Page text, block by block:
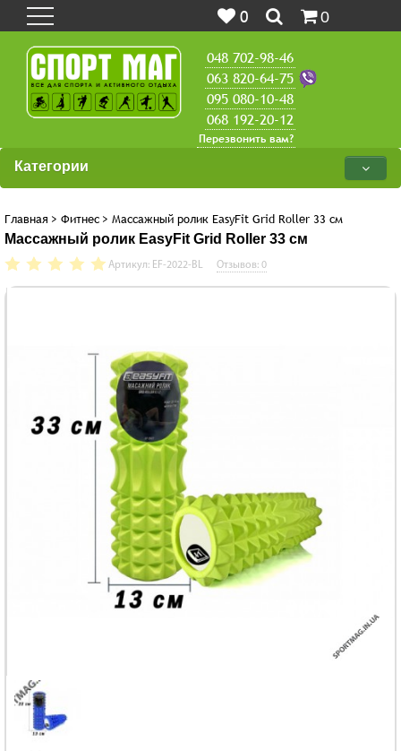
0 0
048 702-98-46
063 820-64-75
095 080-10-48
068 192-20-12
Перезвонить вам?
Категории
Главная > Фитнес > Массажный ролик EasyFit Grid Roller 33 см
Массажный ролик EasyFit Grid Roller 33 см
Артикул: EF-2022-BL Отзывов: 0